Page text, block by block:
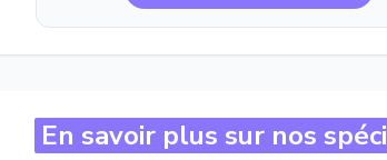
En savoir plus sur nos